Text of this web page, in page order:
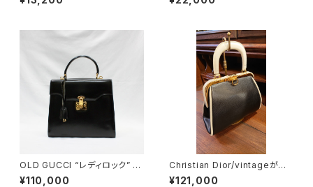
OLD GUCCI “レディロック” 2
wayハンドバッグ
¥110,000
Christian Dior/vintageがま
口バッグ
¥121,000